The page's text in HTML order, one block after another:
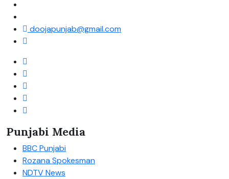
doojapunjab@gmail.com
Punjabi Media
BBC Punjabi
Rozana Spokesman
NDTV News